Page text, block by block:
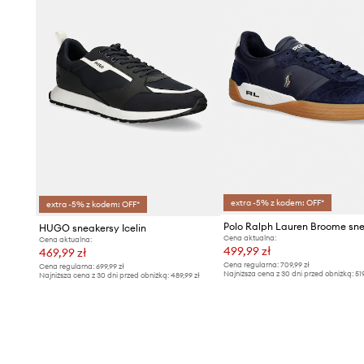
extra -5% z kodem: OFF*
HUGO sneakersy Icelin
Cena aktualna:
469,99 zł
Cena regularna: 699,99 zł
Najniższa cena z 30 dni przed obniżką: 489,99 zł
extra -5% z kodem: OFF*
Cena aktualna:
499,99 zł
Cena regularna:709,99 zł
Najniższa cena z 30 dni przed obniżką: